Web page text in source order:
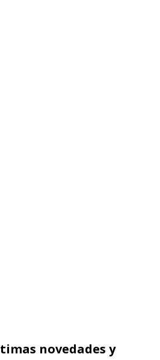
novedades y